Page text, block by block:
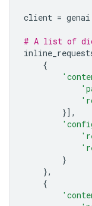
client = genai
# A list of
{
}],
}
},
{